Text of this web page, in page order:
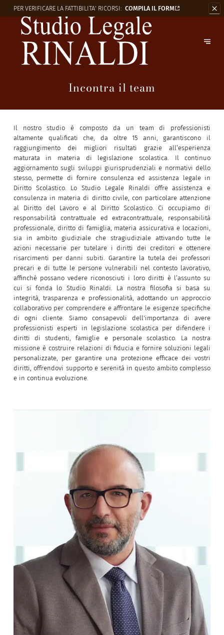
PER VERIFICARE LA FATTIBILITA' RICORSI: COMPILA IL FORM
Incontra il team
Il nostro studio è composto da un team di professionisti
altamente qualificati che, da oltre 15 anni, garantiscono il
raggiungimento dei migliori risultati grazie all’esperienza
maturata in materia di legislazione scolastica. Il continuo
aggiornamento sugli sviluppi giurisprudenziali e normativi dello
stesso, permette di fornire consulenza ed assistenza legale in
Diritto Scolastico. Lo Studio Legale Rinaldi offre assistenza e
consulenza in materia di diritto civile, con particolare attenzione
al Diritto del Lavoro e al Diritto Scolastico. Ci occupiamo di
responsabilità contrattuale ed extracontrattuale, responsabilità
professionale, diritto di famiglia, materia assicurativa e locazioni,
sia in ambito giudiziale che stragiudiziale attivando tutte le
azioni necessarie per tutelare i diritti dei creditori e ottenere
risarcimenti per danni subiti. Garantire la tutela dei professori
precari e di tutte le persone vulnerabili nel contesto lavorativo,
affinché possano vedere riconosciuti i loro diritti è l’assunto su
cui si fonda lo Studio Rinaldi. La nostra filosofia si basa su
integrità, trasparenza e professionalità, adottando un approccio
collaborativo per comprendere e affrontare le esigenze specifiche
di ogni cliente. Siamo consapevoli dell'importanza di avere
professionisti esperti in legislazione scolastica per difendere i
diritti di studenti, famiglie e personale scolastico. La nostra
missione è costruire relazioni di fiducia e fornire soluzioni legali
personalizzate, per garantire una protezione efficace dei vostri
diritti, offrendovi supporto e serenità in questo ambito complesso
e in continua evoluzione.